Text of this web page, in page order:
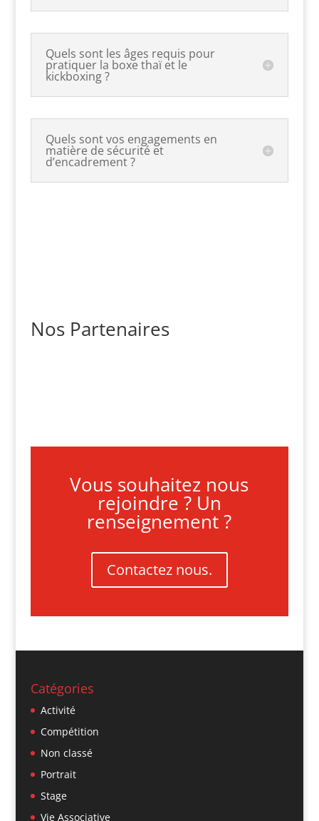
Quels sont les âges requis pour
pratiquer la boxe thaï et le
kickboxing ?
Quels sont vos engagements en
matière de sécurité et
d’encadrement ?
Nos Partenaires
Vous souhaitez nous
rejoindre ? Un
renseignement ?
Contactez nous.
Catégories
Activité
Compétition
Non classé
Portrait
Stage
Vie Associative